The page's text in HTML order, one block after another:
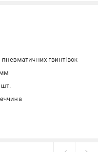
гвинтівок
шт.